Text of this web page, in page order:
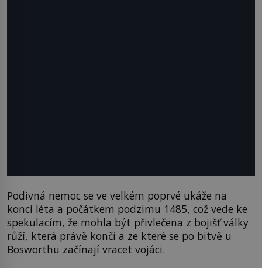
Podivná nemoc se ve velkém poprvé ukáže na
konci léta a počátkem podzimu 1485, což vede ke
spekulacím, že mohla být přivlečena z bojišť války
růží, která právě končí a ze které se po bitvě u
Bosworthu začínají vracet vojáci.